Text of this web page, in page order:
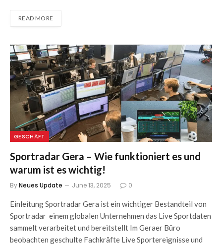
READ MORE
GESCHÄFT
Sportradar Gera – Wie funktioniert es und
warum ist es wichtig!
ByNeues Update June 13, 2025 0
Einleitung Sportradar Gera ist ein wichtiger Bestandteil von
Sportradar einem globalen Unternehmen das Live Sportdaten
sammelt verarbeitet und bereitstellt Im Geraer Büro
beobachten geschulte Fachkräfte Live Sportereignisse und